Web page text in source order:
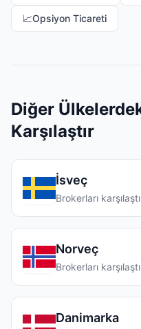
📈Opsiyon Ticareti
Diğer
Karşılaştır
İsveç
Brokerları
Norveç
Brokerları
Danimarka